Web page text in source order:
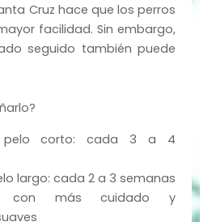
Cruz hace que los perros
facilidad. Sin embargo,
seguido también puede
pelo corto: cada 3 a 4
largo: cada 2 a 3 semanas
con más cuidado y